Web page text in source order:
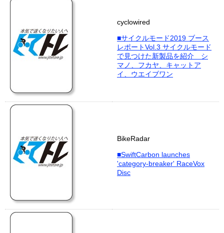
cyclowired
■サイクルモード2019 ブース
レポートVol.3 サイクルモード
で見つけた新製品を紹介 シ
マノ、フカヤ、キャットア
イ、ウエイブワン
BikeRadar
■SwiftCarbon launches
'category-breaker' RaceVox
Disc